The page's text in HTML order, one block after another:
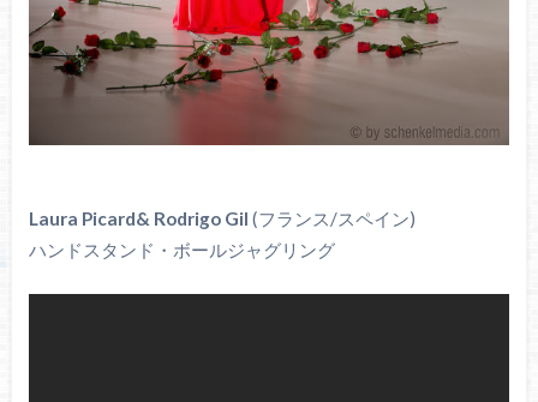
Laura Picard& Rodrigo Gil (フランス/スペイン)
ハンドスタンド・ボールジャグリング